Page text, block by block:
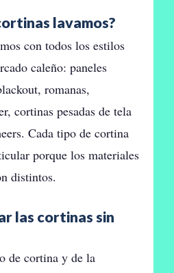
lavamos?
con todos los estilos
caleño: paneles
romanas,
cortinas pesadas de tela
Cada tipo de cortina
porque los materiales
distintos.
las cortinas sin
de cortina y de la